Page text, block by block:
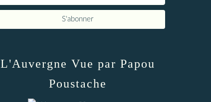
L'Auvergne Vue par Papou
Poustache